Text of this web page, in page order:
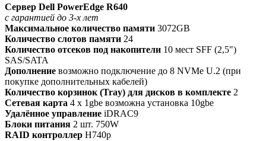
Сервер Dell PowerEdge R640
с гарантией до 3-х лет
Максимальное количество памяти 3072GB
Количество слотов памяти 24
Количество отсеков под накопители 10 мест SFF (2,5")
SAS/SATA
Дополнение возможно подключение до 8 NVMe U.2 (при
покупке дополнительных кабелей)
Количество корзинок (Tray) для дисков в комплекте 2
Сетевая карта 4 x 1gbe возможна установка 10gbe
Удалённое управление iDRAC9
Блоки питания 2 шт. 750W
RAID контроллер H740p